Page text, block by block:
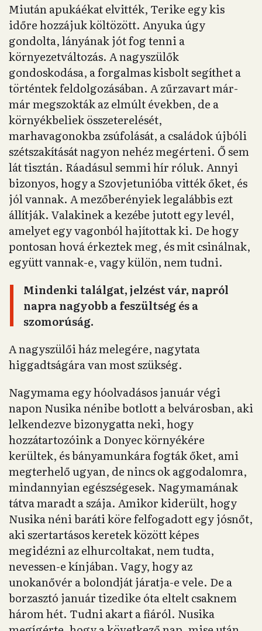
Miután apukáékat elvitték, Terike egy kis
időre hozzájuk költözött. Anyuka úgy
gondolta, lányának jót fog tenni a
környezetváltozás. A nagyszülők
gondoskodása, a forgalmas kisbolt segíthet a
történtek feldolgozásában. A zűrzavart már-
már megszokták az elmúlt években, de a
környékbeliek összeterelését,
marhavagonokba zsúfolását, a családok újbóli
szétszakítását nagyon nehéz megérteni. Ő sem
lát tisztán. Ráadásul semmi hír róluk. Annyi
bizonyos, hogy a Szovjetunióba vitték őket, és
jól vannak. A mezőberényiek legalábbis ezt
állítják. Valakinek a kezébe jutott egy levél,
amelyet egy vagonból hajítottak ki. De hogy
pontosan hová érkeztek meg, és mit csinálnak,
együtt vannak-e, vagy külön, nem tudni.
Mindenki találgat, jelzést vár, napról
napra nagyobb a feszültség és a
szomorúság.
A nagyszülői ház melegére, nagytata
higgadtságára van most szükség.
Nagymama egy hóolvadásos január végi
napon Nusika nénibe botlott a belvárosban, aki
lelkendezve bizonygatta neki, hogy
hozzátartozóink a Donyec környékére
kerültek, és bányamunkára fogták őket, ami
megterhelő ugyan, de nincs ok aggodalomra,
mindannyian egészségesek. Nagymamának
tátva maradt a szája. Amikor kiderült, hogy
Nusika néni baráti köre felfogadott egy jósnőt,
aki szertartásos keretek között képes
megidézni az elhurcoltakat, nem tudta,
nevessen-e kínjában. Vagy, hogy az
unokanővér a bolondját járatja-e vele. De a
borzasztó január tizedike óta eltelt csaknem
három hét. Tudni akart a fiáról. Nusika